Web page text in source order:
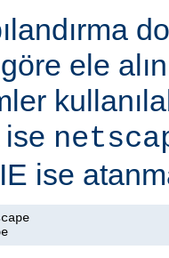
göre ele
ise
ise